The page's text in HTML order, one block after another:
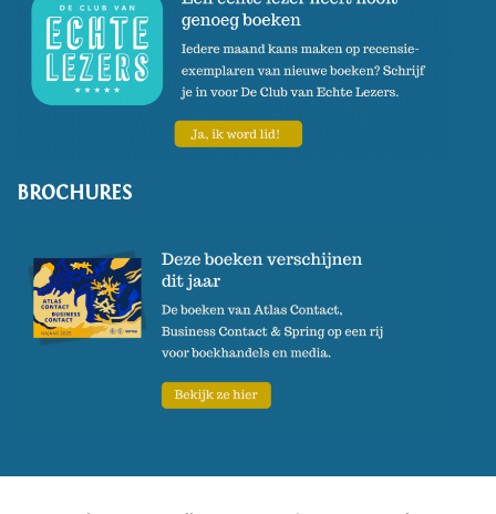
BROCHURES